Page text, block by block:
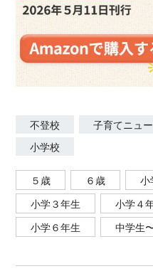
不登校 子育てニュ
小学校
５歳 ６歳 小
小学３年生
小学４
小学６年生
中学生